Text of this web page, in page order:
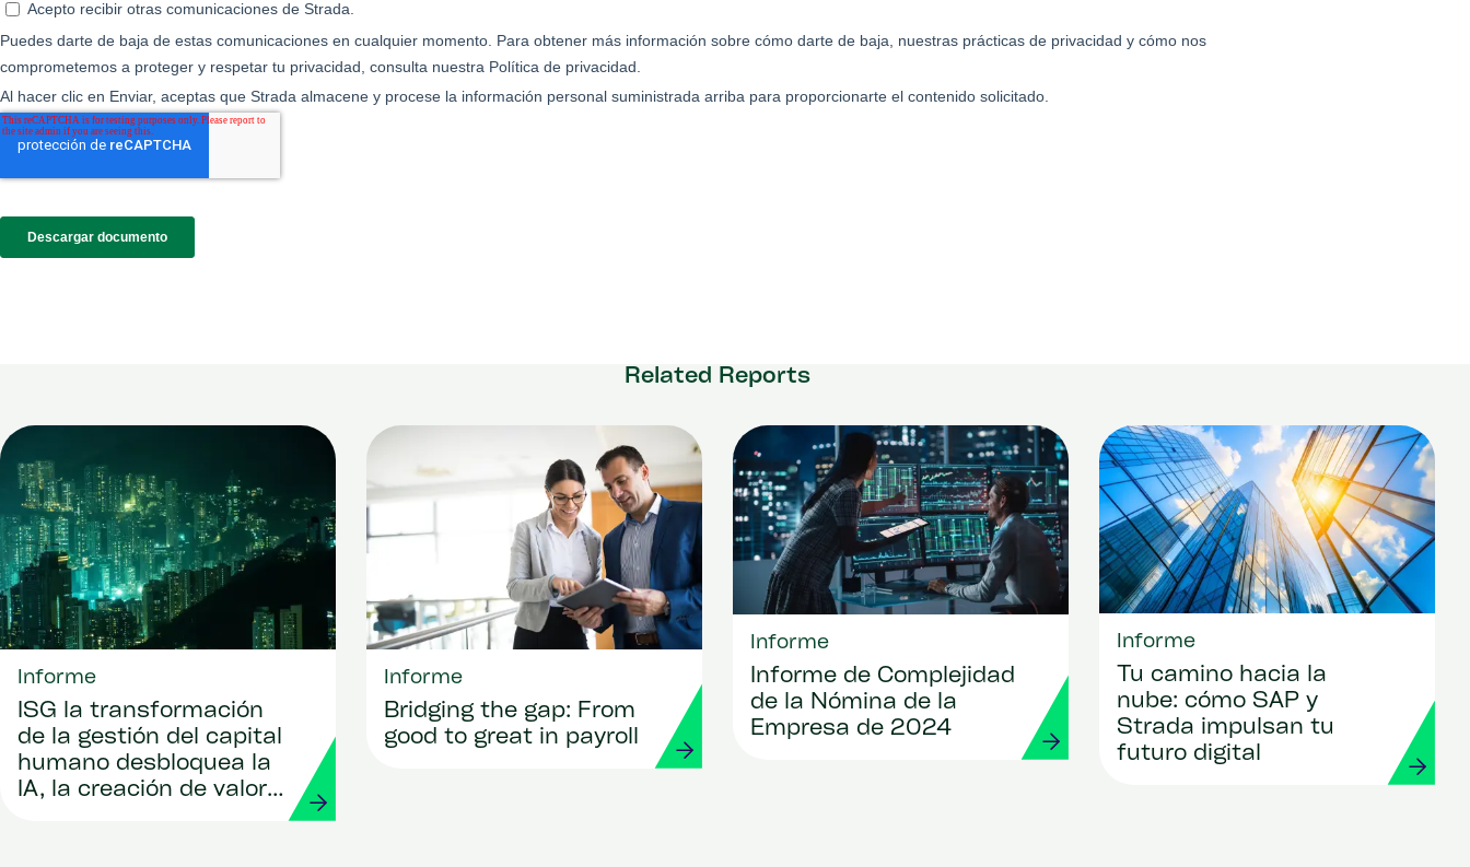
Related Reports
Informe
ISG la transformación
de la gestión del capital
humano desbloquea la
IA, la creación de valor y
Informe
Bridging the gap: From
good to great in payroll
Informe
Informe de Complejidad
de la Nómina de la
Empresa de 2024
Informe
Tu camino hacia la
nube: cómo SAP y
Strada impulsan tu
futuro digital